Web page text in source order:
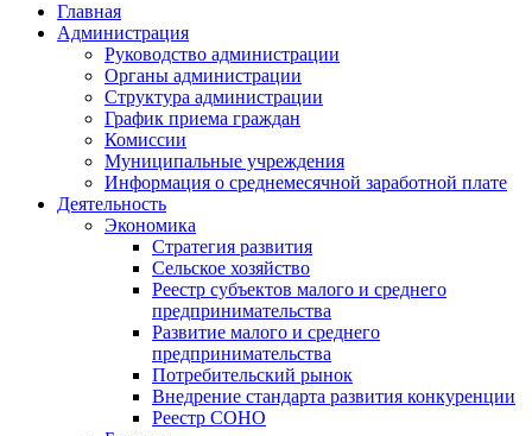
Главная
Администрация
Руководство администрации
Органы администрации
Структура администрации
График приема граждан
Комиссии
Муниципальные учреждения
Информация о среднемесячной заработной плате
Деятельность
Экономика
Стратегия развития
Сельское хозяйство
Реестр субъектов малого и среднего
предпринимательства
Развитие малого и среднего
предпринимательства
Потребительский рынок
Внедрение стандарта развития конкуренции
Реестр СОНО